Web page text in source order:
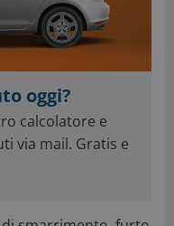
oggi?
calcolatore e
via mail. Gratis e